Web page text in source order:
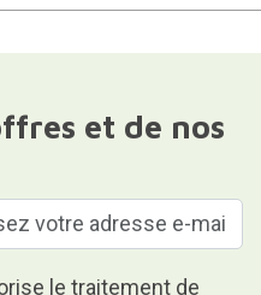
et de nos
le traitement de